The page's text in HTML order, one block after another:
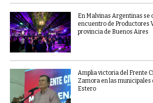
En Malvinas Argentinas se
encuentro de Productores
provincia de Buenos Aires
Amplia victoria del Frente
Zamora en las municipales
Estero